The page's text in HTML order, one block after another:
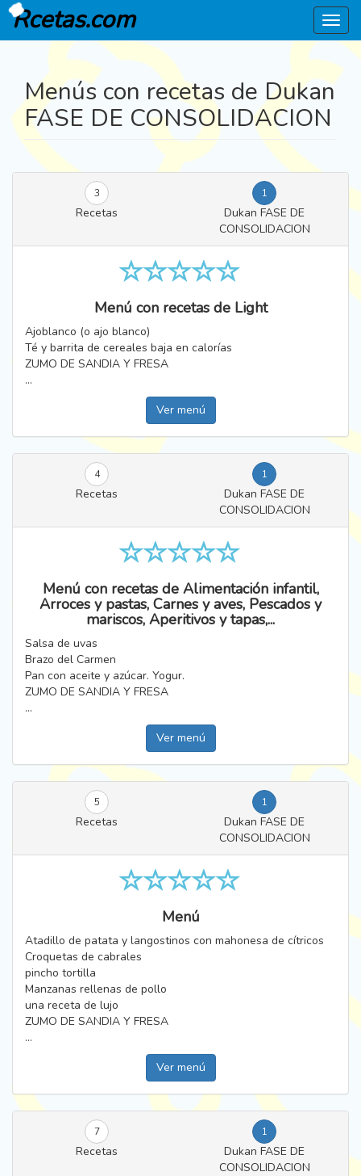
Menú
Rcetas.com
Menús con recetas de Dukan
FASE DE CONSOLIDACION
3 1
Recetas
Dukan FASE DE
CONSOLIDACION
Menú con recetas de Light
Ajoblanco (o ajo blanco)
Té y barrita de cereales baja en calorías
ZUMO DE SANDIA Y FRESA
...
Ver menú
4 1
Recetas
Dukan FASE DE
CONSOLIDACION
Menú con recetas de Alimentación infantil,
Arroces y pastas, Carnes y aves, Pescados y
mariscos, Aperitivos y tapas,...
Salsa de uvas
Brazo del Carmen
Pan con aceite y azúcar. Yogur.
ZUMO DE SANDIA Y FRESA
...
Ver menú
5 1
Recetas
Dukan FASE DE
CONSOLIDACION
Menú
Atadillo de patata y langostinos con mahonesa de cí­tricos
Croquetas de cabrales
pincho tortilla
Manzanas rellenas de pollo
una receta de lujo
ZUMO DE SANDIA Y FRESA
...
Ver menú
7 1
Recetas
Dukan FASE DE
CONSOLIDACION